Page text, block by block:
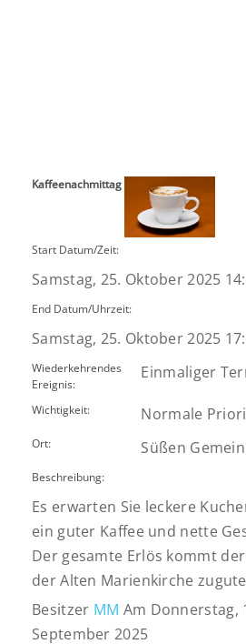
Kaffeenachmittag
Start Datum/Zeit:
Samstag, 25. Oktober 2025
End Datum/Uhrzeit:
Samstag, 25. Oktober 2025
Wiederkehrendes
Ereignis:
Einmaliger
Wichtigkeit: Normale
Ort: Süßen
Beschreibung:
Es erwarten Sie leckere
ein guter Kaffee und nette
Der gesamte Erlös kommt
der Alten Marienkirche
Besitzer MM Am Donnerstag,
September 2025